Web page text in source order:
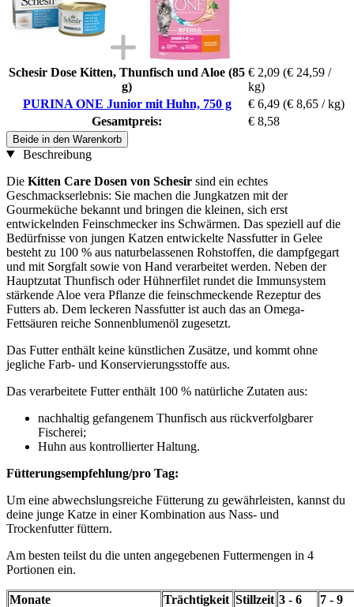
Schesir Dose Kitten, Thunfisch und Aloe (85
g)
€ 2,09 (€ 24,59 /
kg)
PURINA ONE Junior mit Huhn, 750 g
€ 6,49 (€ 8,65 / kg)
Gesamtpreis:
€ 8,58
Beide in den Warenkorb
Beschreibung
Die Kitten Care Dosen von Schesir sind ein echtes
Geschmackserlebnis: Sie machen die Jungkatzen mit der
Gourmeküche bekannt und bringen die kleinen, sich erst
entwickelnden Feinschmecker ins Schwärmen. Das speziell auf die
Bedürfnisse von jungen Katzen entwickelte Nassfutter in Gelee
besteht zu 100 % aus naturbelassenen Rohstoffen, die dampfgegart
und mit Sorgfalt sowie von Hand verarbeitet werden. Neben der
Hauptzutat Thunfisch oder Hühnerfilet rundet die Immunsystem
stärkende Aloe vera Pflanze die feinschmeckende Rezeptur des
Futters ab. Dem leckeren Nassfutter ist auch das an Omega-
Fettsäuren reiche Sonnenblumenöl zugesetzt.
Das Futter enthält keine künstlichen Zusätze, und kommt ohne
jegliche Farb- und Konservierungsstoffe aus.
Das verarbeitete Futter enthält 100 % natürliche Zutaten aus:
nachhaltig gefangenem Thunfisch aus rückverfolgbarer
Fischerei;
Huhn aus kontrollierter Haltung.
Fütterungsempfehlung/pro Tag:
Um eine abwechslungsreiche Fütterung zu gewährleisten, kannst du
deine junge Katze in einer Kombination aus Nass- und
Trockenfutter füttern.
Am besten teilst du die unten angegebenen Futtermengen in 4
Portionen ein.
Monate Trächtigkeit Stillzeit 3 - 6
7 - 9